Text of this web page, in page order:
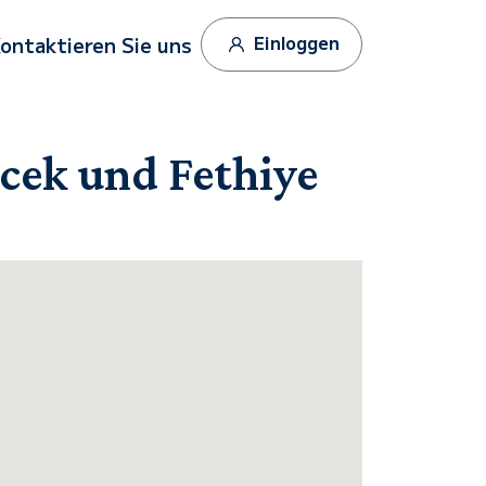
Sie uns Einloggen
und Fethiye